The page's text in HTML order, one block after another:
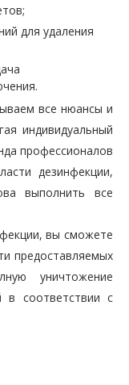
для удаления
все нюансы и
индивидуальный
профессионалов
дезинфекции,
выполнить все
вы сможете
предоставляемых
уничтожение
в соответствии с